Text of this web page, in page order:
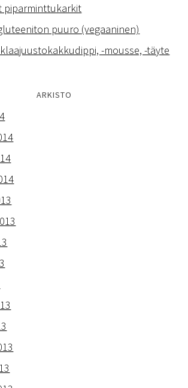
piparminttukarkit
puuro (vegaaninen)
-mousse, -täyte
ARKISTO